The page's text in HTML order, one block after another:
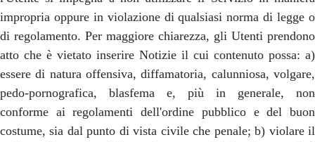
impropria oppure in violazione di qualsiasi norma di legge o
di regolamento. Per maggiore chiarezza, gli Utenti prendono
atto che è vietato inserire Notizie il cui contenuto possa: a)
essere di natura offensiva, diffamatoria, calunniosa, volgare,
pedo-pornografica, blasfema e, più in generale, non
conforme ai regolamenti dell'ordine pubblico e del buon
costume, sia dal punto di vista civile che penale; b) violare il